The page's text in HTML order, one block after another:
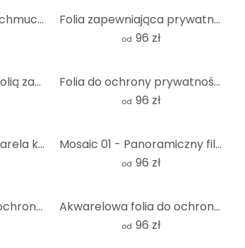
Film o prywatności Schmucker - It's raining aga Folia zapewniająca prywatność Moroccan Wall
od 96 zł
Panele drewniane z folią zapewniającą prywatność 05 - kwadrat Folia do ochrony prywatności Holland tiles 02 - Panorama
od 96 zł
Prywatność film akwarela konia Mosaic 01 - Panoramiczny film o prywatności
od 96 zł
Ilustrowana folia do ochrony prywatności Vespa - kwadratowa Akwarelowa folia do ochrony prywatności ryb
od 96 zł